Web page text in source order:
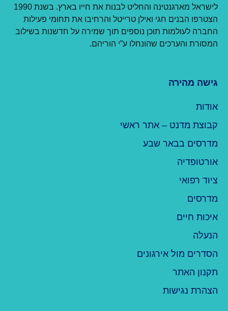
לישראל מארגנטינה והחליט לבנות את חייו בארץ. בשנת 1990
הצטרפו הבנים חגי ואילן טרייטל והרחיבו את תחומי פעילות
החברה לעולמות תוכן נוספים תוך שמירה על חדשנות בשילוב
המסורת והערכים שהונחלו ע”י הוריהם.
גישה מהירה
אודות
קבוצת מדנט – אתר ראשי
מדרסים בבאר שבע
אורטופדיה
ציוד רפואי
מדרסים
איכות חיים
הנעלה
הסדרים מול אירגונים
תקנון האתר
הצהרת נגישות